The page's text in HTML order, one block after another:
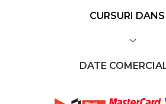
CURSURI DANS
DATE